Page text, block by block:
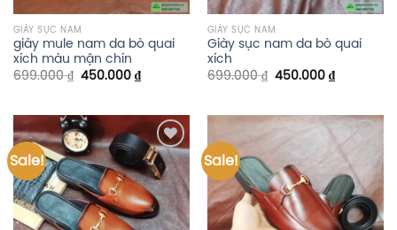
GIÀY SỤC NAM
giày mule nam da bò quai
xích màu mận chín
699.000₫ 450.000 ₫
GIÀY SỤC NAM
Giày sục nam da bò quai
xích
699.000₫ 450.000 ₫
Sale!
Add to
wishlist
Sale!
Add to
wishlist